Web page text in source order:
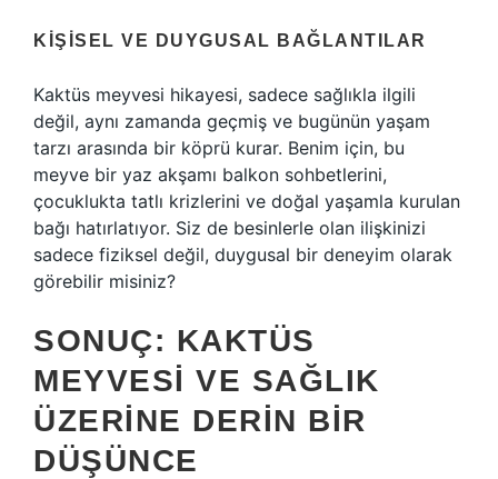
KIŞISEL VE DUYGUSAL BAĞLANTILAR
Kaktüs meyvesi hikayesi, sadece sağlıkla ilgili
değil, aynı zamanda geçmiş ve bugünün yaşam
tarzı arasında bir köprü kurar. Benim için, bu
meyve bir yaz akşamı balkon sohbetlerini,
çocuklukta tatlı krizlerini ve doğal yaşamla kurulan
bağı hatırlatıyor. Siz de besinlerle olan ilişkinizi
sadece fiziksel değil, duygusal bir deneyim olarak
görebilir misiniz?
SONUÇ: KAKTÜS
MEYVESI VE SAĞLIK
ÜZERINE DERIN BIR
DÜŞÜNCE